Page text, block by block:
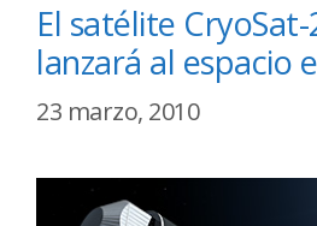
El satélite CryoSat-
lanzará al espacio
23 marzo, 2010